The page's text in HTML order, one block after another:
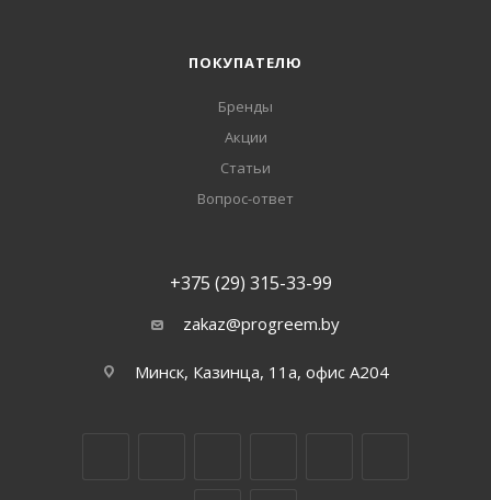
ПОКУПАТЕЛЮ
Бренды
Акции
Статьи
Вопрос-ответ
+375 (29) 315-33-99
zakaz@progreem.by
Минск, Казинца, 11а, офис А204